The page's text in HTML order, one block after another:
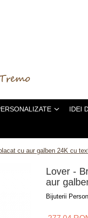
IDEI
cu aur galben 24K cu
Lover -
aur
Bijuterii